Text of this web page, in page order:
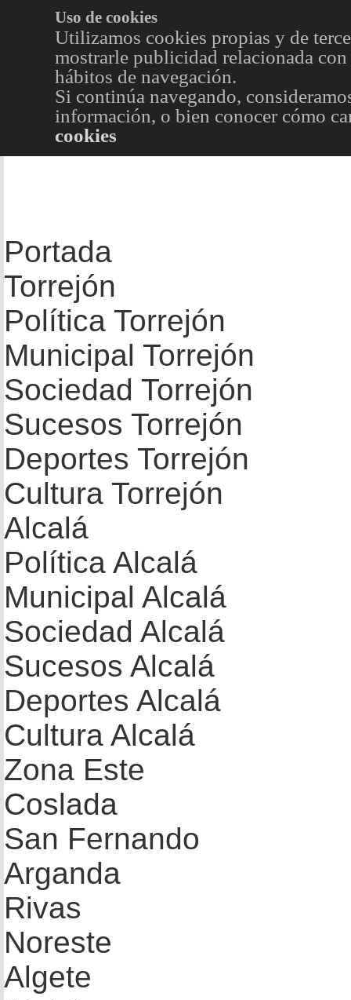
Uso de cookies
Utilizamos cookies propias y de
mostrarle publicidad relacionada
hábitos de navegación.
Si continúa navegando,
información, o bien conocer cómo
cookies
Portada
Torrejón
Política Torrejón
Municipal Torrejón
Sociedad Torrejón
Sucesos Torrejón
Deportes Torrejón
Cultura Torrejón
Alcalá
Política Alcalá
Municipal Alcalá
Sociedad Alcalá
Sucesos Alcalá
Deportes Alcalá
Cultura Alcalá
Zona Este
Coslada
San Fernando
Arganda
Rivas
Noreste
Algete